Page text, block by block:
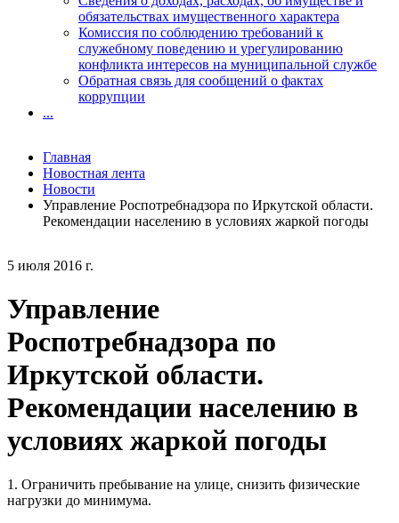
5 июля 2016 г.
Управление
Роспотребнадзора по
Иркутской области.
Рекомендации населению в
условиях жаркой погоды
1. Ограничить пребывание на улице, снизить физические
нагрузки до минимума.
обязательствах имущественного характера
Комиссия по соблюдению требований к
служебному поведению и урегулированию
конфликта интересов на муниципальной службе
Обратная связь для сообщений о фактах
коррупции
...
Главная
Новостная лента
Новости
Управление Роспотребнадзора по Иркутской области.
Рекомендации населению в условиях жаркой погоды